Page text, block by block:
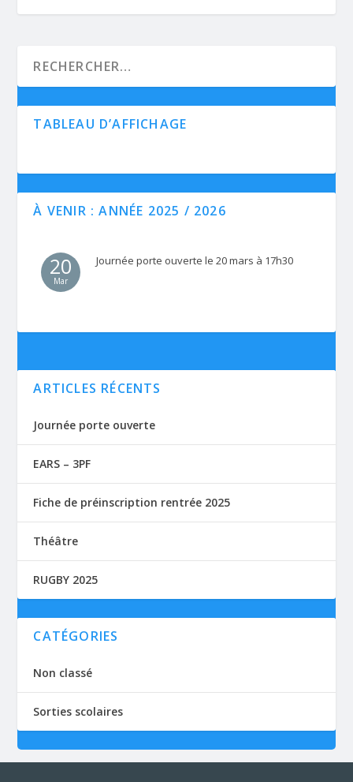
TABLEAU D’AFFICHAGE
À VENIR : ANNÉE 2025 / 2026
20
Mar
Journée porte ouverte le 20 mars à 17h30
ARTICLES RÉCENTS
Journée porte ouverte
EARS – 3PF
Fiche de préinscription rentrée 2025
Théâtre
RUGBY 2025
CATÉGORIES
Non classé
Sorties scolaires